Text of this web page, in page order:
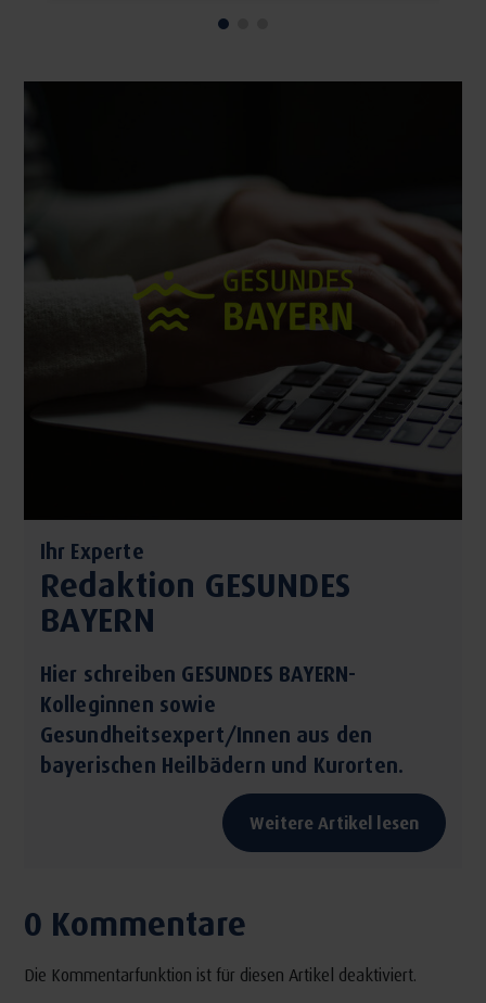
Ihr Experte
Redaktion GESUNDES
BAYERN
Hier schreiben GESUNDES BAYERN-
Kolleginnen sowie
Gesundheitsexpert/Innen aus den
bayerischen Heilbädern und Kurorten.
Weitere Artikel lesen
0 Kommentare
Die Kommentarfunktion ist für diesen Artikel deaktiviert.